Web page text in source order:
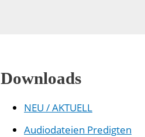
Downloads
NEU / AKTUELL
Audiodateien Predigten